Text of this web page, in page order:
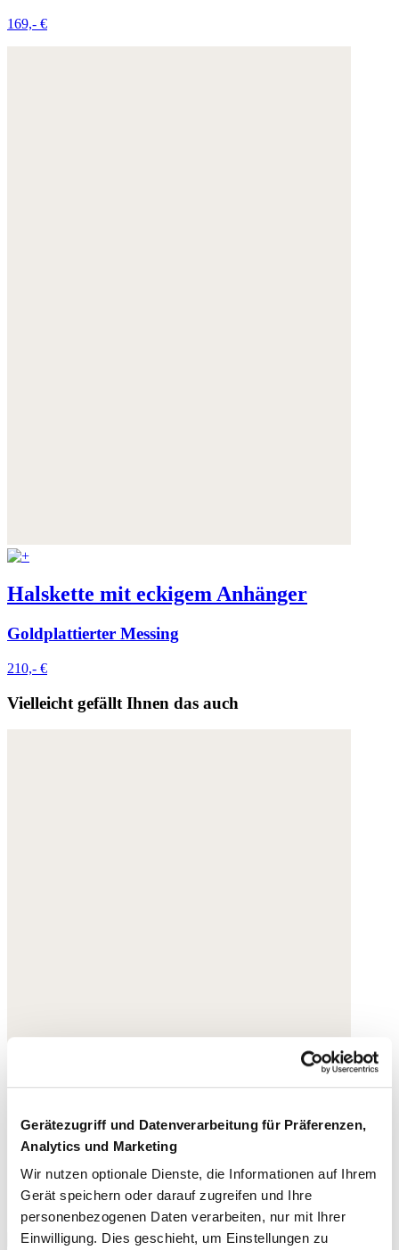
Gerätezugriff und Datenverarbeitung für Präferenzen,
Analytics und Marketing
Wir nutzen optionale Dienste, die Informationen auf Ihrem
Gerät speichern oder darauf zugreifen und Ihre
personenbezogenen Daten verarbeiten, nur mit Ihrer
Einwilligung. Dies geschieht, um Einstellungen zu
169,- €
Halskette mit eckigem Anhänger
Goldplattierter Messing
210,- €
Vielleicht gefällt Ihnen das auch